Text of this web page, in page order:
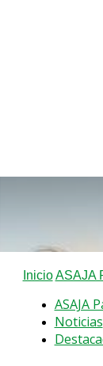
Inicio ASAJA
ASAJA
Noticias